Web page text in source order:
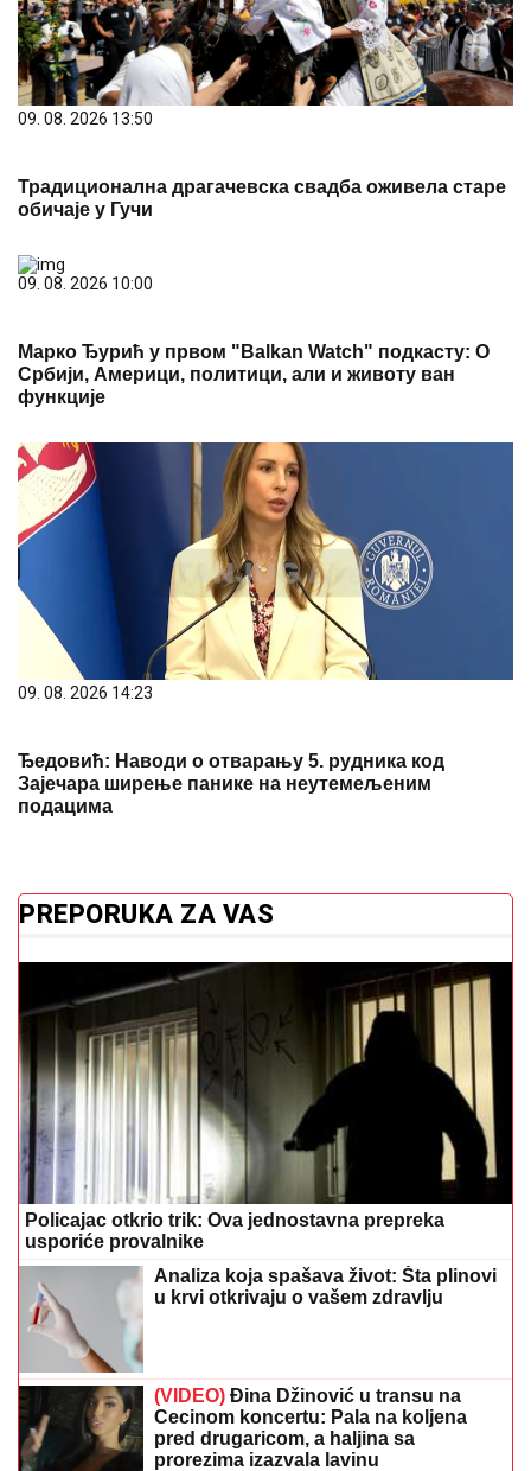
09. 08. 2026 13:50
Традиционална драгачевска свадба оживела старе
обичаје у Гучи
09. 08. 2026 10:00
Марко Ђурић у првом "Balkan Watch" подкасту: О
Србији, Америци, политици, али и животу ван
функције
09. 08. 2026 14:23
Ђедовић: Наводи о отварању 5. рудника код
Зајечара ширење панике на неутемељеним
подацима
PREPORUKA ZA VAS
Policajac otkrio trik: Ova jednostavna prepreka
usporiće provalnike
Analiza koja spašava život: Šta plinovi
u krvi otkrivaju o vašem zdravlju
(VIDEO) Đina Džinović u transu na
Cecinom koncertu: Pala na koljena
pred drugaricom, a haljina sa
prorezima izazvala lavinu